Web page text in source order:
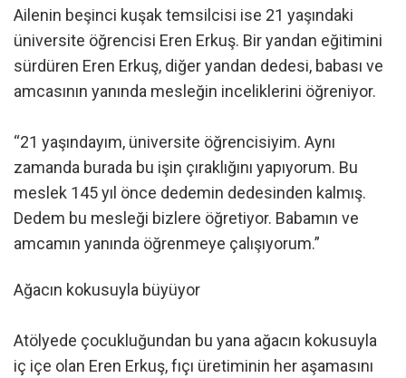
Ailenin beşinci kuşak temsilcisi ise 21 yaşındaki
üniversite öğrencisi Eren Erkuş. Bir yandan eğitimini
sürdüren Eren Erkuş, diğer yandan dedesi, babası ve
amcasının yanında mesleğin inceliklerini öğreniyor.
“21 yaşındayım, üniversite öğrencisiyim. Aynı
zamanda burada bu işin çıraklığını yapıyorum. Bu
meslek 145 yıl önce dedemin dedesinden kalmış.
Dedem bu mesleği bizlere öğretiyor. Babamın ve
amcamın yanında öğrenmeye çalışıyorum.”
Ağacın kokusuyla büyüyor
Atölyede çocukluğundan bu yana ağacın kokusuyla
iç içe olan Eren Erkuş, fıçı üretiminin her aşamasını